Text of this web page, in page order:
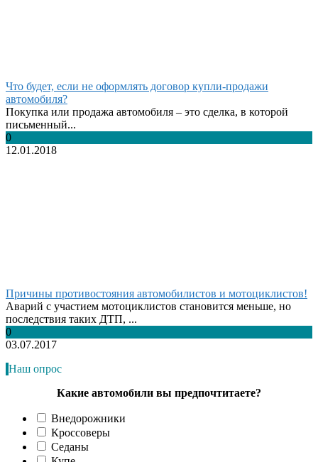
Что будет, если не оформлять договор купли-продажи
автомобиля?
Покупка или продажа автомобиля – это сделка, в которой
письменный...
0
12.01.2018
Причины противостояния автомобилистов и мотоциклистов!
Аварий с участием мотоциклистов становится меньше, но
последствия таких ДТП, ...
0
03.07.2017
Наш опрос
Какие автомобили вы предпочтитаете?
Внедорожники
Кроссоверы
Седаны